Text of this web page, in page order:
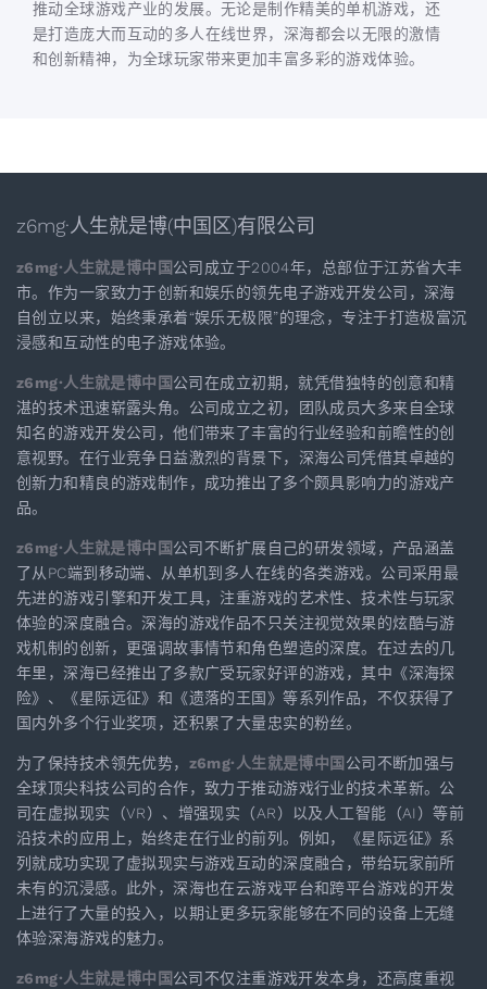
推动全球游戏产业的发展。无论是制作精美的单机游戏，还
是打造庞大而互动的多人在线世界，深海都会以无限的激情
和创新精神，为全球玩家带来更加丰富多彩的游戏体验。
z6mg·人生就是博(中国区)有限公司
z6mg·人生就是博中国公司成立于2004年，总部位于江苏省大丰
市。作为一家致力于创新和娱乐的领先电子游戏开发公司，深海
自创立以来，始终秉承着“娱乐无极限”的理念，专注于打造极富沉
浸感和互动性的电子游戏体验。
z6mg·人生就是博中国公司在成立初期，就凭借独特的创意和精
湛的技术迅速崭露头角。公司成立之初，团队成员大多来自全球
知名的游戏开发公司，他们带来了丰富的行业经验和前瞻性的创
意视野。在行业竞争日益激烈的背景下，深海公司凭借其卓越的
创新力和精良的游戏制作，成功推出了多个颇具影响力的游戏产
品。
z6mg·人生就是博中国公司不断扩展自己的研发领域，产品涵盖
了从PC端到移动端、从单机到多人在线的各类游戏。公司采用最
先进的游戏引擎和开发工具，注重游戏的艺术性、技术性与玩家
体验的深度融合。深海的游戏作品不只关注视觉效果的炫酷与游
戏机制的创新，更强调故事情节和角色塑造的深度。在过去的几
年里，深海已经推出了多款广受玩家好评的游戏，其中《深海探
险》、《星际远征》和《遗落的王国》等系列作品，不仅获得了
国内外多个行业奖项，还积累了大量忠实的粉丝。
为了保持技术领先优势， z6mg·人生就是博中国 公司不断加强与
全球顶尖科技公司的合作，致力于推动游戏行业的技术革新。公
司在虚拟现实（VR）、增强现实（AR）以及人工智能（AI）等前
沿技术的应用上，始终走在行业的前列。例如，《星际远征》系
列就成功实现了虚拟现实与游戏互动的深度融合，带给玩家前所
未有的沉浸感。此外，深海也在云游戏平台和跨平台游戏的开发
上进行了大量的投入，以期让更多玩家能够在不同的设备上无缝
体验深海游戏的魅力。
z6mg·人生就是博中国公司不仅注重游戏开发本身，还高度重视